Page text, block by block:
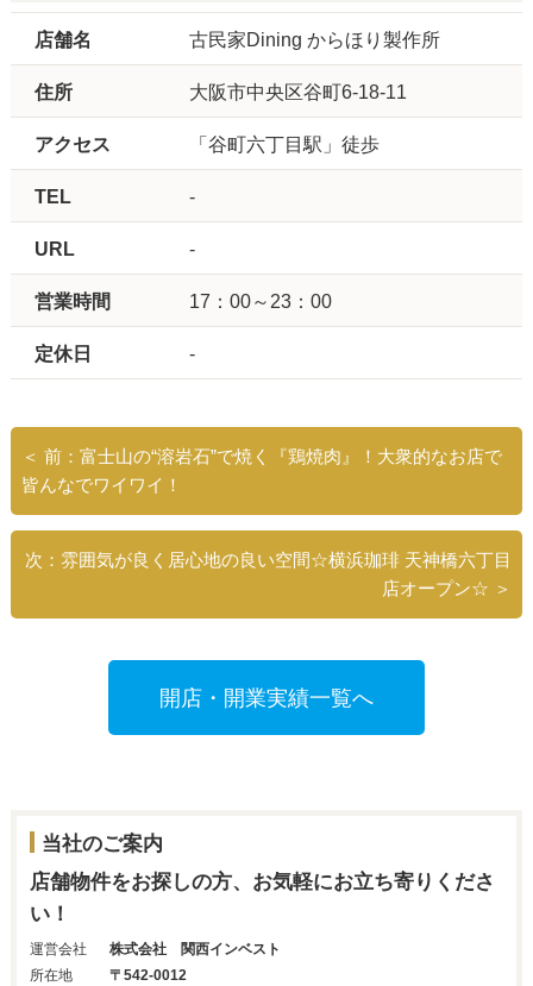
店舗名 古民家Dining からほり製作所
住所 大阪市中央区谷町6-18-11
アクセス 「谷町六丁目駅」徒歩
TEL -
URL -
営業時間 17：00～23：00
定休日 -
＜ 前：富士山の“溶岩石”で焼く『鶏焼肉』！大衆的なお店で
皆んなでワイワイ！
次：雰囲気が良く居心地の良い空間☆横浜珈琲 天神橋六丁目
店オープン☆ ＞
開店・開業実績一覧へ
当社のご案内
店舗物件をお探しの方、お気軽にお立ち寄りくださ
い！
運営会社
株式会社 関西インベスト
所在地
〒542-0012